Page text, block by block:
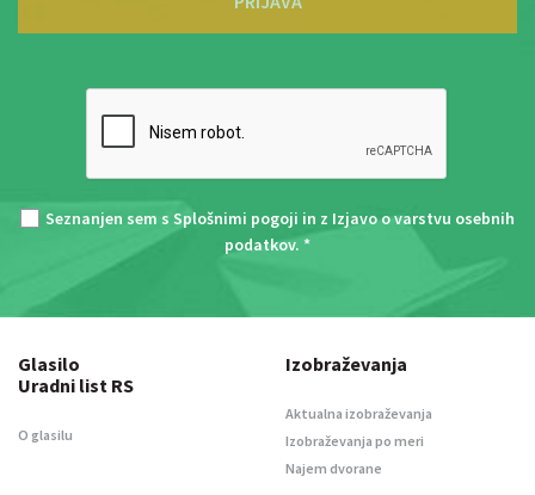
Seznanjen sem s Splošnimi pogoji in z Izjavo o varstvu osebnih
podatkov. *
Glasilo
Uradni list RS
O glasilu
Izobraževanja
Aktualna izobraževanja
Izobraževanja po meri
Najem dvorane